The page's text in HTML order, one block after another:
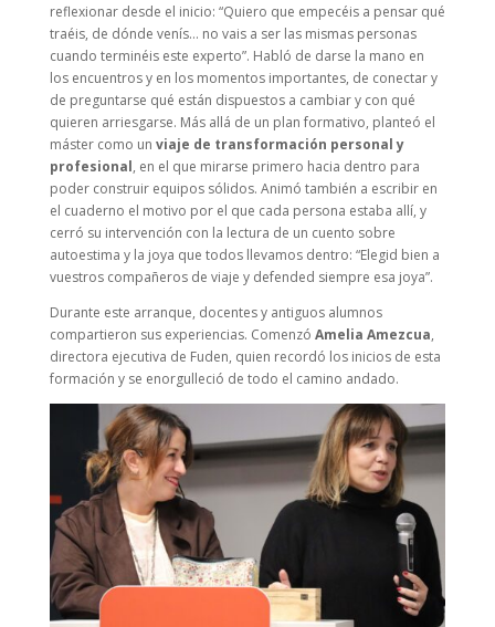
reflexionar desde el inicio: “Quiero que empecéis a pensar qué
traéis, de dónde venís… no vais a ser las mismas personas
cuando terminéis este experto”. Habló de darse la mano en
los encuentros y en los momentos importantes, de conectar y
de preguntarse qué están dispuestos a cambiar y con qué
quieren arriesgarse. Más allá de un plan formativo, planteó el
máster como un viaje de transformación personal y
profesional, en el que mirarse primero hacia dentro para
poder construir equipos sólidos. Animó también a escribir en
el cuaderno el motivo por el que cada persona estaba allí, y
cerró su intervención con la lectura de un cuento sobre
autoestima y la joya que todos llevamos dentro: “Elegid bien a
vuestros compañeros de viaje y defended siempre esa joya”.
Durante este arranque, docentes y antiguos alumnos
compartieron sus experiencias. Comenzó Amelia Amezcua,
directora ejecutiva de Fuden, quien recordó los inicios de esta
formación y se enorgulleció de todo el camino andado.